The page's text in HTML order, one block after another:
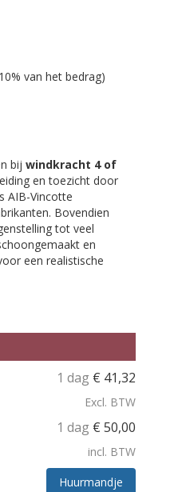
van het bedrag)
bij windkracht 4 of
en toezicht door
AIB-Vincotte
Bovendien
tot veel
en
een realistische
1 dag € 41,32
Excl. BTW
1 dag € 50,00
incl. BTW
Huurmandje